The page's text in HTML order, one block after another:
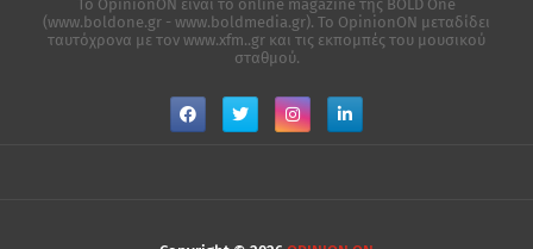
Το OpinionON είναι το online magazine της ΒΟLD One
(www.boldone.gr - www.boldmedia.gr). Το OpinionON μεταδίδει
ταυτόχρονα με τον www.xfm..gr και τις εκπομπές του μουσικού
σταθμού.